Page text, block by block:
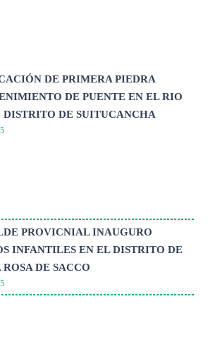
DE PRIMERA PIEDRA
DE PUENTE EN EL RIO
DE SUITUCANCHA
PROVICNIAL INAUGURO
INFANTILES EN EL DISTRITO DE
ROSA DE SACCO